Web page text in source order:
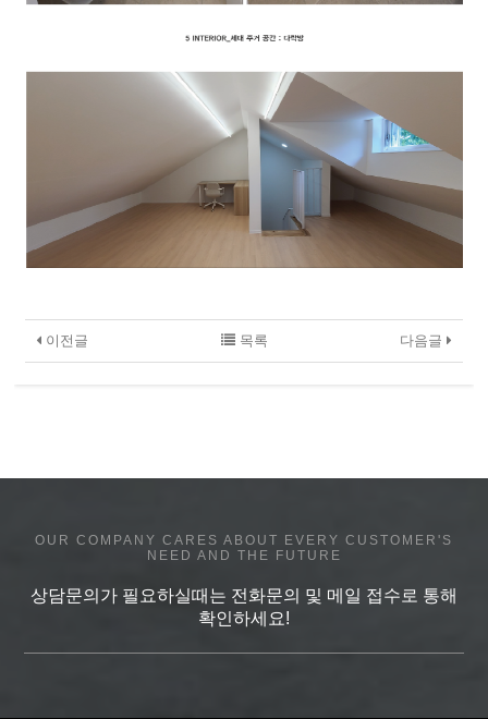
이전글 다음글
목록
OUR COMPANY CARES ABOUT EVERY CUSTOMER'S
NEED AND THE FUTURE
상담문의가 필요하실때는 전화문의 및 메일 접수로 통해
확인하세요!